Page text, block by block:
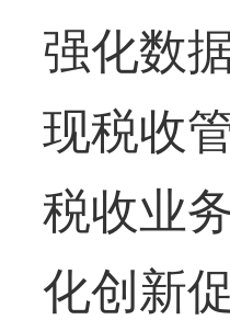
强化数
现税收
税收业
化创新